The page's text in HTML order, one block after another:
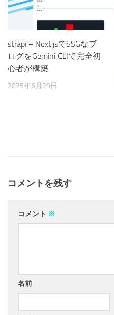
strapi + Next.jsでSSGなブ
ログをGemini CLIで完全初
心者が構築
2025年6月29日
コメントを残す
コメント ※
名前